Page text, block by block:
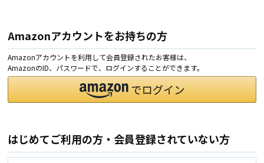
Amazonアカウントをお持ちの方
Amazonアカウントを利用して会員登録されたお客様は、
AmazonのID、パスワードで、ログインすることができます。
はじめてご利用の方・会員登録されていない方